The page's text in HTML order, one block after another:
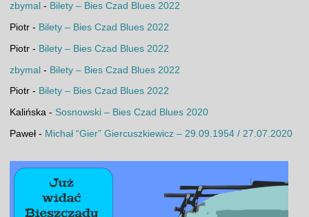
zbymal - Bilety – Bies Czad Blues 2022
Piotr- Bilety – Bies Czad Blues 2022
Piotr- Bilety – Bies Czad Blues 2022
zbymal- Bilety – Bies Czad Blues 2022
Piotr- Bilety – Bies Czad Blues 2022
Kalińska- Sosnowski – Bies Czad Blues 2020
Paweł- Michał “Gier” Giercuszkiewicz – 29.09.1954 / 27.07.2020